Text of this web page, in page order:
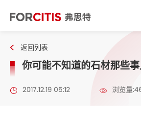
返回列表
你可能不知道的石材那些事
2017.12.19 05:12 浏览量